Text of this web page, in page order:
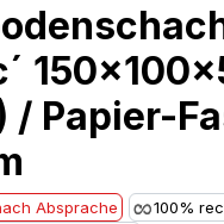
/ Papier-
Absprache
100%